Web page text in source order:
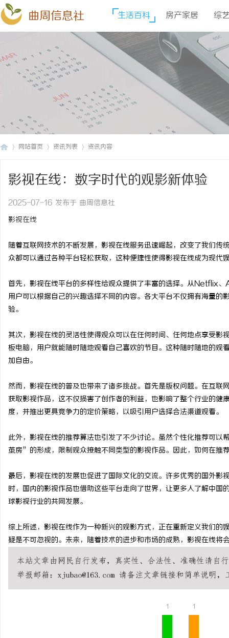
曲周信息社 生活百科 房产家居 综
网站首页 资讯列表 资讯内容
影视在线：数字时代的观影新体验
2025-07-16 发布于 曲周信息社
影视在线
随着互联网技术的不断发展，影视在线服务迅速崛起，改变了我们
众都可以通过各种平台轻松获取，这种便捷性使得影视在线成为现代
首先，影视在线平台的多样性给观众提供了丰富的选择。从
用户可以根据自己的兴趣选择不同的内容。各大平台不仅拥有海量
验。
其次，影视在线的灵活性使得观众可以在任何时间、任何地点享受
板电脑，用户就能随时随地观看自己喜欢的节目。这种随时随地的
加自由。
然而，影视在线的普及也带来了诸多挑战。首先是版权问题。在互
获取影视作品，这不仅损害了创作者的利益，也影响了整个行业的
度，并推出更具竞争力的定价策略，以吸引用户选择合法渠道观看。
此外，影视在线的推荐算法也引发了不少讨论。虽然个性化推荐可
茧房”的形成，限制观众接触不同类型的影视作品。因此，如何在推
最后，影视在线的发展也促进了国际文化的交流。许多优秀的国外
时，国内的影视作品也借助这些平台走向了世界，让更多人了解中
球影视行业的共同发展。
综上所述，影视在线作为一种新兴的观影方式，正在重新定义我们
疑是不可忽视的。未来，随着技术的进步和市场的成熟，影视在线将
1 1
770FE20H耐磨改性颗
革命